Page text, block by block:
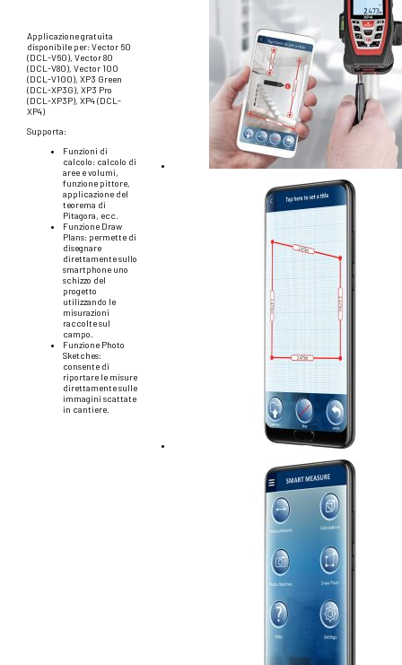
Applicazione gratuita
disponibile per: Vector 60
(DCL-V60), Vector 80
(DCL-V80), Vector 100
(DCL-V100), XP3 Green
(DCL-XP3G), XP3 Pro
(DCL-XP3P), XP4 (DCL-
XP4)
Supporta:
Funzioni di
calcolo: calcolo di
aree e volumi,
funzione pittore,
applicazione del
teorema di
Pitagora, ecc.
Funzione Draw
Plans: permette di
disegnare
direttamente sullo
smartphone uno
schizzo del
progetto
utilizzando le
misurazioni
raccolte sul
campo.
Funzione Photo
Sketches:
consente di
riportare le misure
direttamente sulle
immagini scattate
in cantiere.